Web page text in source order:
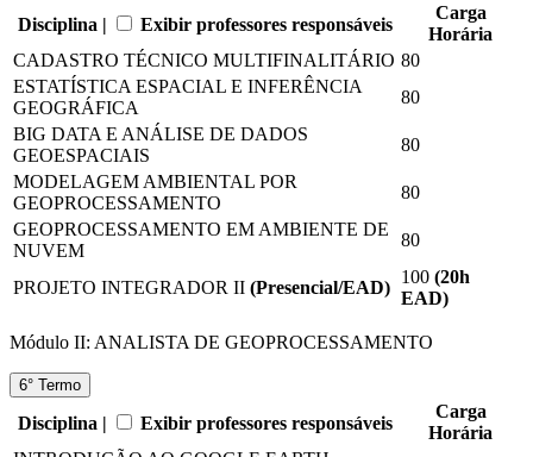
Disciplina | Exibir professores responsáveis
Carga
Horária
CADASTRO TÉCNICO MULTIFINALITÁRIO 80
ESTATÍSTICA ESPACIAL E INFERÊNCIA
GEOGRÁFICA
80
BIG DATA E ANÁLISE DE DADOS
GEOESPACIAIS
80
MODELAGEM AMBIENTAL POR
GEOPROCESSAMENTO
80
GEOPROCESSAMENTO EM AMBIENTE DE
NUVEM
80
PROJETO INTEGRADOR II (Presencial/EAD)
100 (20h
EAD)
Módulo II: ANALISTA DE GEOPROCESSAMENTO
6° Termo
Disciplina | Exibir professores responsáveis
Carga
Horária